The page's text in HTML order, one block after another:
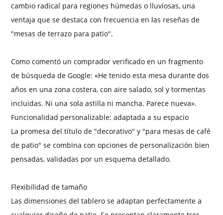
cambio radical para regiones húmedas o lluviosas, una
ventaja que se destaca con frecuencia en las reseñas de
"mesas de terrazo para patio".
Como comentó un comprador verificado en un fragmento
de búsqueda de Google: «He tenido esta mesa durante dos
años en una zona costera, con aire salado, sol y tormentas
incluidas. Ni una sola astilla ni mancha. Parece nueva».
Funcionalidad personalizable: adaptada a su espacio
La promesa del título de "decorativo" y "para mesas de café
de patio" se combina con opciones de personalización bien
pensadas, validadas por un esquema detallado.
Flexibilidad de tamaño
Las dimensiones del tablero se adaptan perfectamente a